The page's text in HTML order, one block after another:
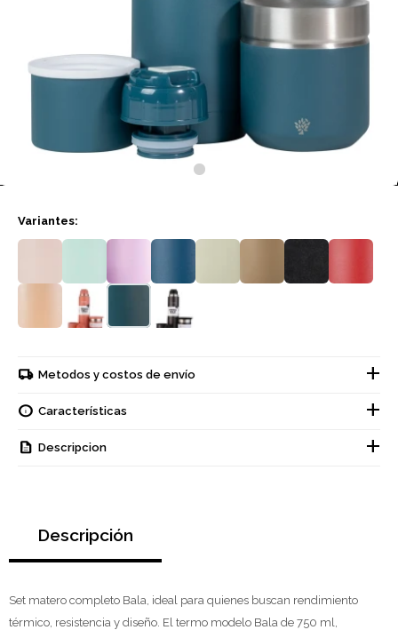
Variantes:
Metodos y costos de envío
Características
Descripcion
Descripción
Set matero completo Bala, ideal para quienes buscan rendimiento
térmico, resistencia y diseño. El termo modelo Bala de 750 ml,